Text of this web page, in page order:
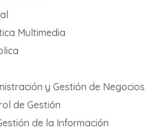
Multimedia
y Gestión de Negocios
de Gestión
de la Información